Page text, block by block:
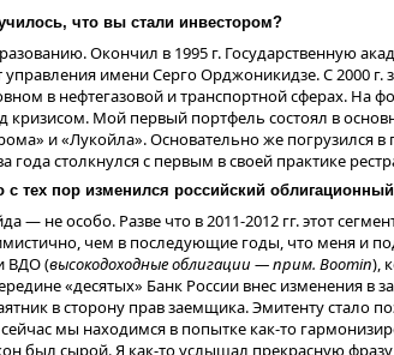
с представителями клиентов, мы не слышим,
Наоборот, пока ликвидность есть, пока ее
по работе на рынках капиталаРоссельхозбанка
к буре.
– неожиданно жесткая риторика ЦБ. В
штиль. В тот момент, когда ставка была 18%,
ставки 23%. Вторая причина –
ликвидности, что вынуждает банки
рыночную ликвидность. А третье –
на рынке. Все это приближает нас к
оказалсяВсеволод Антоновский, член
бизнесаМСП Банка. Это, по его
ставок в полной мере себя еще не проявили.
что вы стали инвестором?
Окончил в 1995 г. Государственную
управления имени Серго Орджоникидзе. С 2000 г.
в нефтегазовой и транспортной сферах. На
кризисом. Мой первый портфель состоял в
и «Лукойла». Основательно же погрузился
года столкнулся с первым в своей практике
тех пор изменился российский
— не особо. Разве что в 2011-2012 гг. этот
чем в последующие годы, что меня и
ВДО (высокодоходные облигации — прим. Boomin),
«десятых» Банк России внес изменения в
в сторону прав заемщика. Эмитенту стало
мы находимся в попытке как-то
был сырой. Я как-то услышал прекрасную